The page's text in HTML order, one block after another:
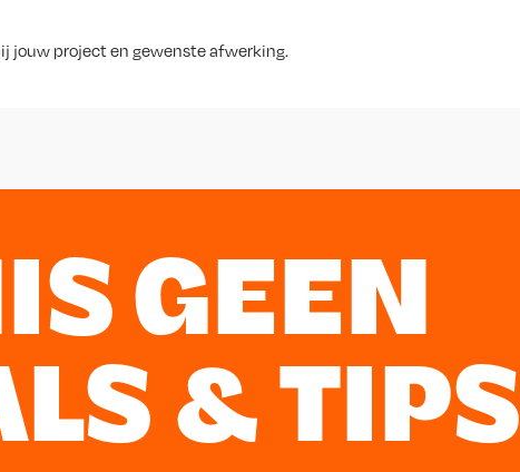
jouw project en gewenste afwerking.
GEEN
& TIPS